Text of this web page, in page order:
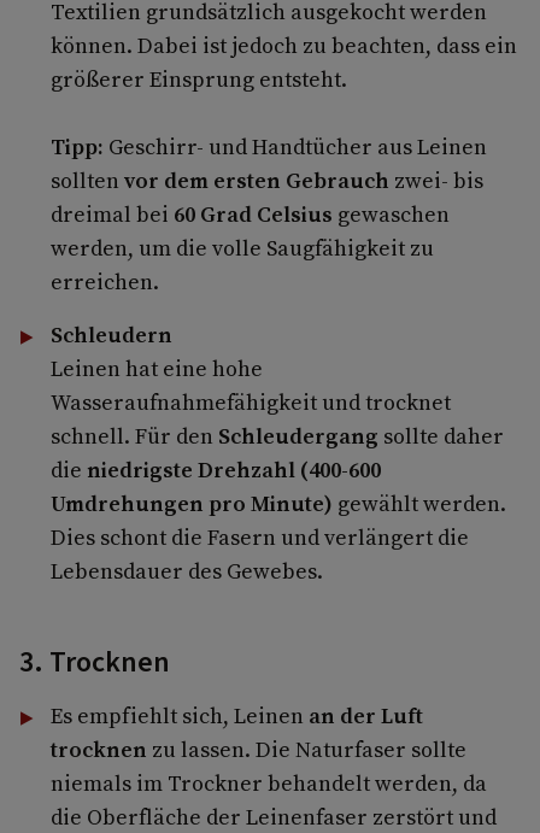
Textilien grundsätzlich ausgekocht werden
können. Dabei ist jedoch zu beachten, dass ein
größerer Einsprung entsteht.
Tipp: Geschirr- und Handtücher aus Leinen
sollten vor dem ersten Gebrauch zwei- bis
dreimal bei 60 Grad Celsius gewaschen
werden, um die volle Saugfähigkeit zu
erreichen.
Schleudern
Leinen hat eine hohe
Wasseraufnahmefähigkeit und trocknet
schnell. Für den Schleudergang sollte daher
die niedrigste Drehzahl (400-600
Umdrehungen pro Minute) gewählt werden.
Dies schont die Fasern und verlängert die
Lebensdauer des Gewebes.
3. Trocknen
Es empfiehlt sich, Leinen an der Luft
trocknen zu lassen. Die Naturfaser sollte
niemals im Trockner behandelt werden, da
die Oberfläche der Leinenfaser zerstört und